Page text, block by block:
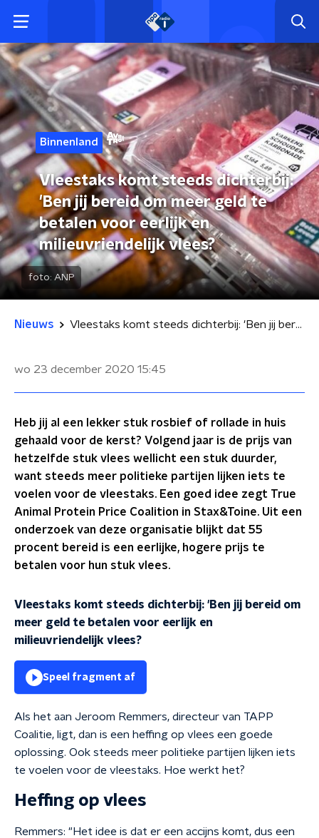
Binnenland
Vleestaks komt steeds dichterbij:
'Ben jij bereid om meer geld te
betalen voor eerlijk en
milieuvriendelijk vlees?
foto: ANP
Nieuws Vleestaks komt steeds dichterbij: 'Ben jij bereid om meer geld te betalen voor eerlijk en milieuvriendelijk vlees?
wo 23 december 2020 15:45
Heb jij al een lekker stuk rosbief of rollade in huis
gehaald voor de kerst? Volgend jaar is de prijs van
hetzelfde stuk vlees wellicht een stuk duurder,
want steeds meer politieke partijen lijken iets te
voelen voor de vleestaks. Een goed idee zegt True
Animal Protein Price Coalition in Stax&Toine. Uit een
onderzoek van deze organisatie blijkt dat 55
procent bereid is een eerlijke, hogere prijs te
betalen voor hun stuk vlees.
Vleestaks komt steeds dichterbij: 'Ben jij bereid om
meer geld te betalen voor eerlijk en
milieuvriendelijk vlees?
Speel fragment af
Als het aan Jeroom Remmers, directeur van TAPP
Coalitie, ligt, dan is een heffing op vlees een goede
oplossing. Ook steeds meer politieke partijen lijken iets
te voelen voor de vleestaks. Hoe werkt het?
Heffing op vlees
Remmers: "Het idee is dat er een accijns komt, dus een